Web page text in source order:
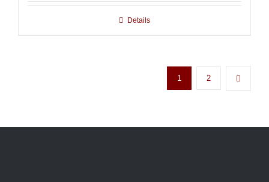
Details
1 2